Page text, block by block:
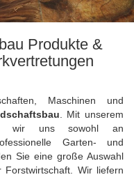
Next
Produkte &
Maschinen und
. Mit unserem
wir uns sowohl an
Garten- und
Sie eine große Auswahl
Wir liefern